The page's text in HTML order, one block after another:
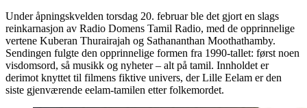
Under åpningskvelden torsdag 20. februar ble det gjort en slags
reinkarnasjon av Radio Domens Tamil Radio, med de opprinnelige
vertene Kuberan Thurairajah og Sathananthan Moothathamby.
Sendingen fulgte den opprinnelige formen fra 1990-tallet: først noen
visdomsord, så musikk og nyheter – alt på tamil. Innholdet er
derimot knyttet til filmens fiktive univers, der Lille Eelam er den
siste gjenværende eelam-tamilen etter folkemordet.